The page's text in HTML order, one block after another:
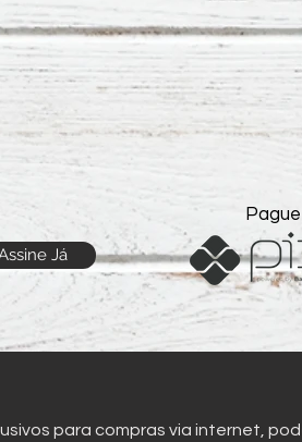
Já
para compras via internet,